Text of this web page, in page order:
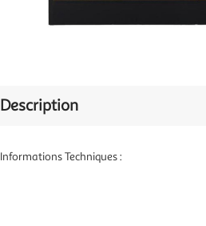
Description
Informations Techniques :